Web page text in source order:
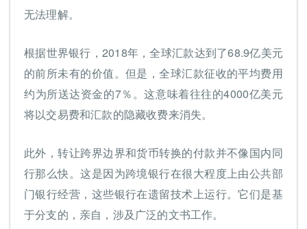
无法理解。
根据世界银行，2018年，全球汇款达到了68.9亿美元
的前所未有的价值。但是，全球汇款征收的平均费用
约为所送达资金的7％。这意味着往往的4000亿美元
将以交易费和汇款的隐藏收费来消失。
此外，转让跨界边界和货币转换的付款并不像国内同
行那么快。这是因为跨境银行在很大程度上由公共部
门银行经营，这些银行在遗留技术上运行。它们是基
于分支的，亲自，涉及广泛的文书工作。